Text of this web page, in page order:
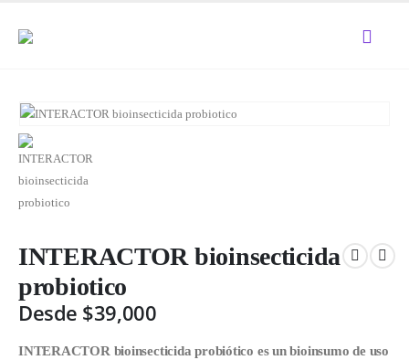
INTERACTOR bioinsecticida
probiotico
Desde $39,000
INTERACTOR bioinsecticida probiótico es un bioinsumo de uso